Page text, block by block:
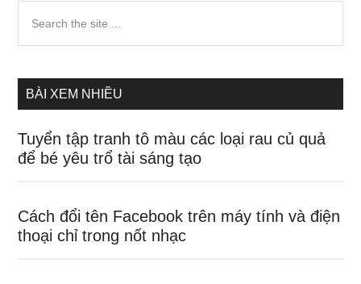
Sidebar
chính
the
BÀI XEM NHIỀU
Tuyển tập tranh tô màu các loại rau củ quả
để bé yêu trổ tài sáng tạo
Cách đổi tên Facebook trên máy tính và điện
thoại chỉ trong nốt nhạc